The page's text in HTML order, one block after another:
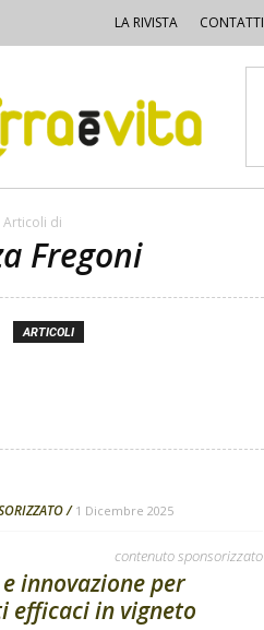
LA RIVISTA CONTATTI
Articoli di
Fregoni
ARTICOLI
1 Dicembre 2025
contenuto sponsorizzato
innovazione per
efficaci in vigneto